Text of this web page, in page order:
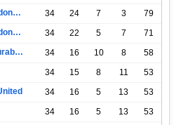
Persatuan Sepak Bola Indonesia Bandung 34 24 7 3
79
Persatuan Sepak Bola Indonesia Jakarta 34 22 5 7
71
Persatuan Sepak Bola Surabaya 34 16 10 8
58
34 15 8 11
53
34 16 5 13
53
34 16 5 13
53